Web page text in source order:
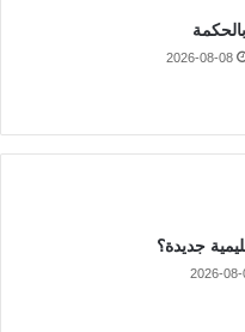
2026-08-08
جديدة؟
2026-08-